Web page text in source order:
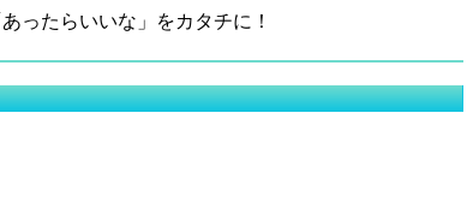
たらいいな」をカタチに！